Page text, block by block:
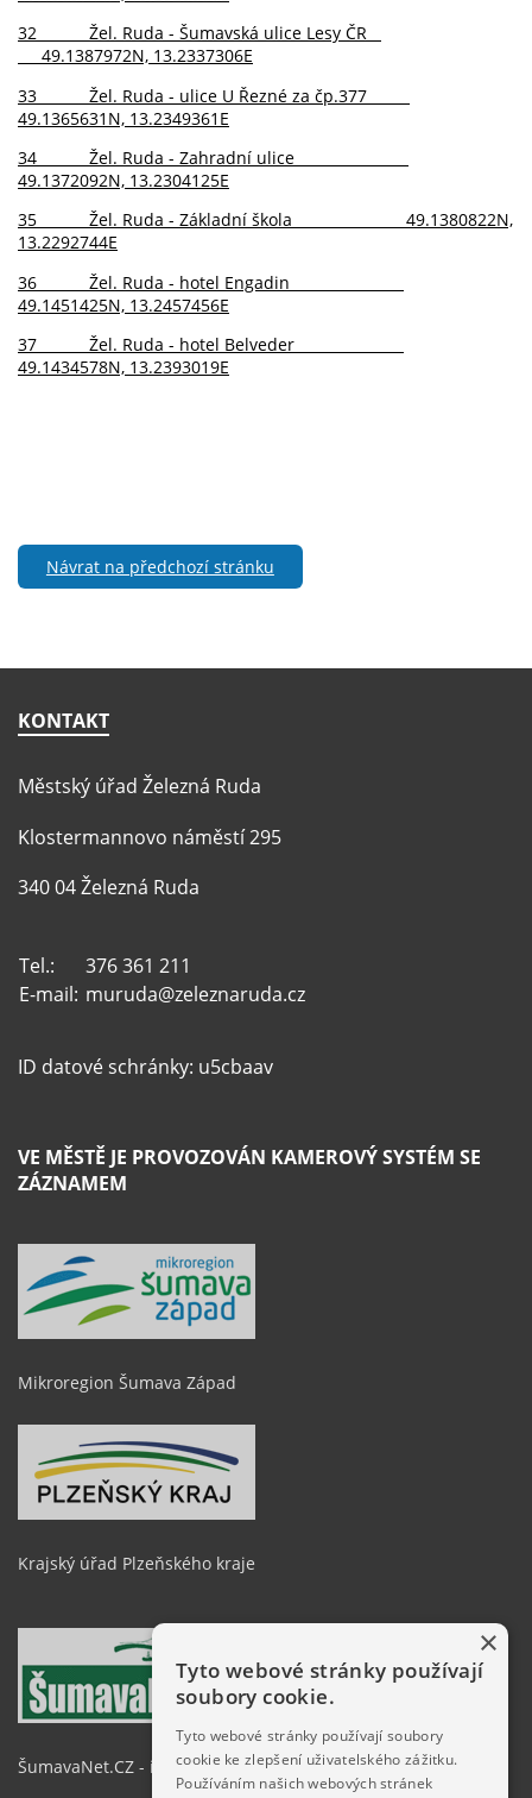
32 Žel. Ruda - Šumavská ulice Lesy ČR
49.1387972N, 13.2337306E
33 Žel. Ruda - ulice U Řezné za čp.377
49.1365631N, 13.2349361E
34 Žel. Ruda - Zahradní ulice
49.1372092N, 13.2304125E
35 Žel. Ruda - Základní škola 49.1380822N,
13.2292744E
36 Žel. Ruda - hotel Engadin
49.1451425N, 13.2457456E
37 Žel. Ruda - hotel Belveder
49.1434578N, 13.2393019E
Návrat na předchozí stránku
KONTAKT
Městský úřad Železná Ruda
Klostermannovo náměstí 295
340 04 Železná Ruda
Tel.:
376 361 211
E-mail: muruda@zeleznaruda.cz
ID datové schránky: u5cbaav
VE MĚSTĚ JE PROVOZOVÁN KAMEROVÝ SYSTÉM SE
ZÁZNAMEM
Mikroregion Šumava Západ
Krajský úřad Plzeňského kraje
ŠumavaNet.CZ - informace o regionu
×
Tyto webové stránky používají
soubory cookie.
Tyto webové stránky používají soubory
cookie ke zlepšení uživatelského zážitku.
Používáním našich webových stránek